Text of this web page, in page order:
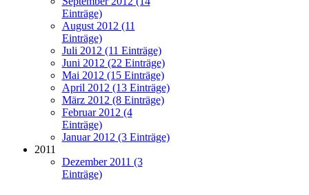
Einträge)
August 2012 (11
Einträge)
Juli 2012 (11 Einträge)
Juni 2012 (22 Einträge)
Mai 2012 (15 Einträge)
April 2012 (13 Einträge)
März 2012 (8 Einträge)
Februar 2012 (4
Einträge)
Januar 2012 (3 Einträge)
2011
Dezember 2011 (3
Einträge)